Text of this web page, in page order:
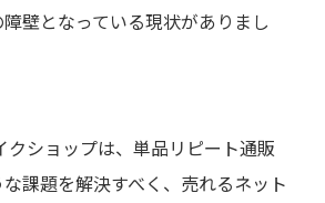
壁となっている現状がありまし
ショップは、単品リピート通販
課題を解決すべく、売れるネット